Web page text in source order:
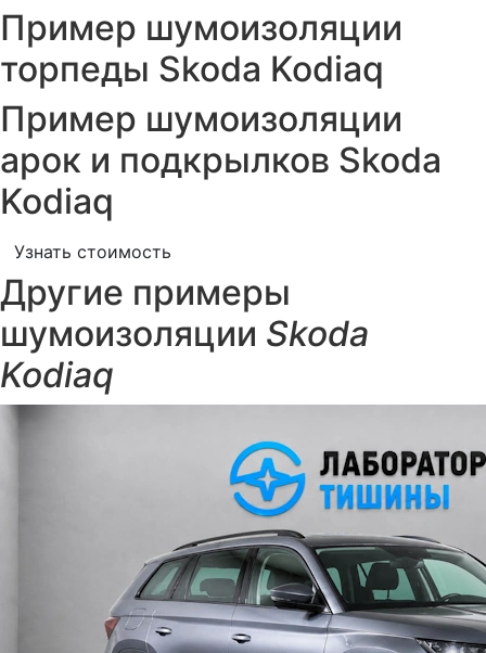
Пример шумоизоляции
торпеды Skoda Kodiaq
Пример шумоизоляции
арок и подкрылков Skoda
Kodiaq
Узнать стоимость
Другие примеры
шумоизоляции Skoda
Kodiaq